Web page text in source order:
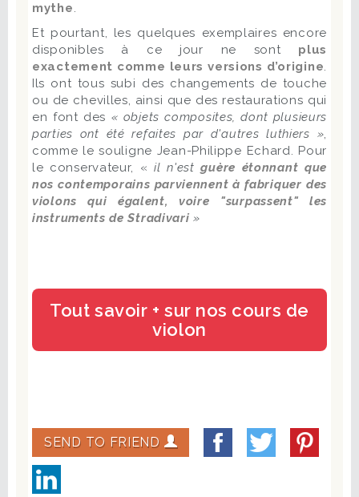
mythe.
Et pourtant, les quelques exemplaires encore
disponibles à ce jour ne sont plus
exactement comme leurs versions d’origine.
Ils ont tous subi des changements de touche
ou de chevilles, ainsi que des restaurations qui
en font des « objets composites, dont plusieurs
parties ont été refaites par d'autres luthiers »,
comme le souligne Jean-Philippe Echard. Pour
le conservateur, «il n'estguère étonnant que
nos contemporains parviennent à fabriquer des
violons qui égalent, voire "surpassent" les
instruments de Stradivari »
Tout savoir + sur nos cours de
violon
SEND TO FRIEND